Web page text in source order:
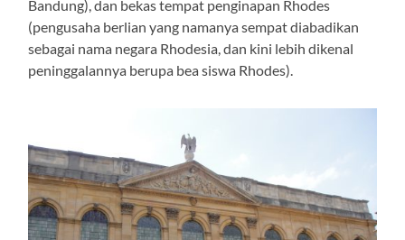
Bandung), dan bekas tempat penginapan Rhodes
(pengusaha berlian yang namanya sempat diabadikan
sebagai nama negara Rhodesia, dan kini lebih dikenal
peninggalannya berupa bea siswa Rhodes).